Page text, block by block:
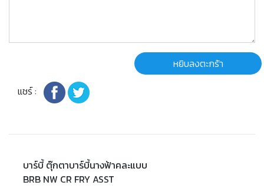
หยิบลงตะกร้า
แชร์ :
บาร์บี้ ตุ๊กตาบาร์บี้นางฟ้าคละแบบ
BRB NW CR FRY ASST